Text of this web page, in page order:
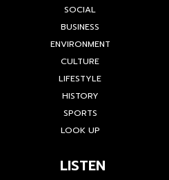
SOCIAL
BUSINESS
ENVIRONMENT
CULTURE
LIFESTYLE
HISTORY
SPORTS
LOOK UP
LISTEN